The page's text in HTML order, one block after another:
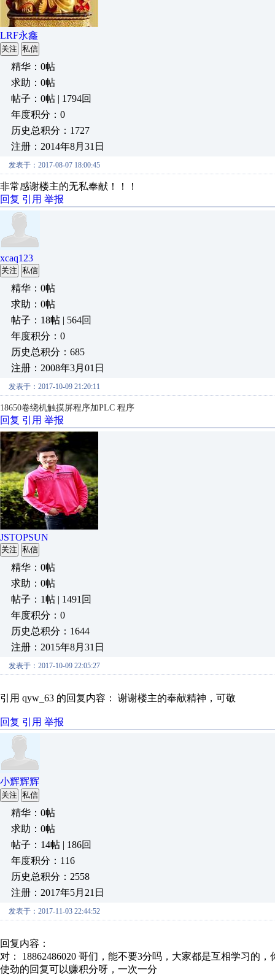
LRF永鑫
关注 私信
精华：0帖
求助：0帖
帖子：0帖 | 1794回
年度积分：0
历史总积分：1727
注册：2014年8月31日
发表于：2017-08-07 18:00:45
非常感谢楼主的无私奉献！！！
回复 引用 举报
xcaq123
关注 私信
精华：0帖
求助：0帖
帖子：18帖 | 564回
年度积分：0
历史总积分：685
注册：2008年3月01日
发表于：2017-10-09 21:20:11
18650卷绕机触摸屏程序加PLC 程序
回复 引用 举报
JSTOPSUN
关注 私信
精华：0帖
求助：0帖
帖子：1帖 | 1491回
年度积分：0
历史总积分：1644
注册：2015年8月31日
发表于：2017-10-09 22:05:27
引用 qyw_63 的回复内容： 谢谢楼主的奉献精神，可敬
回复 引用 举报
小辉辉辉
关注 私信
精华：0帖
求助：0帖
帖子：14帖 | 186回
年度积分：116
历史总积分：2558
注册：2017年5月21日
发表于：2017-11-03 22:44:52
回复内容：
对： 18862486020 哥们，能不要3分吗，大家都是互相学习的，
使劲的回复可以赚积分呀，一次一分